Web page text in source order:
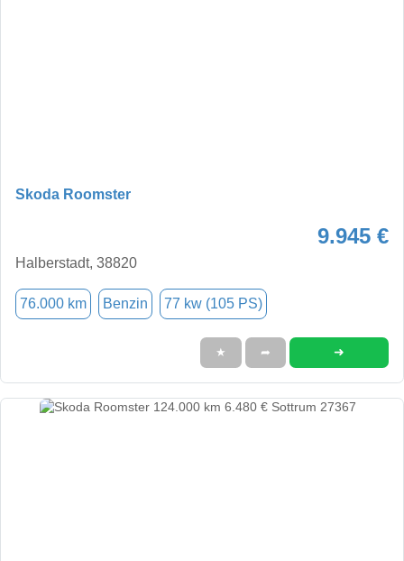
Skoda Roomster
9.945 €
Halberstadt, 38820
76.000 km Benzin 77 kw (105 PS)
★ ➦ ➜